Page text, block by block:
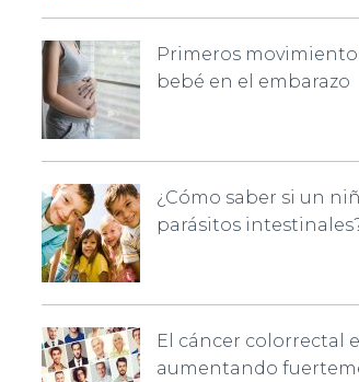
Primeros
bebé en el embarazo
¿Cómo saber si un
parásitos
El cáncer colorrectal
aumentando